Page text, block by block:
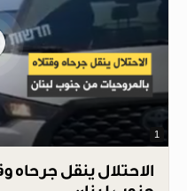
1
الاحتلال ينقل جرحاه